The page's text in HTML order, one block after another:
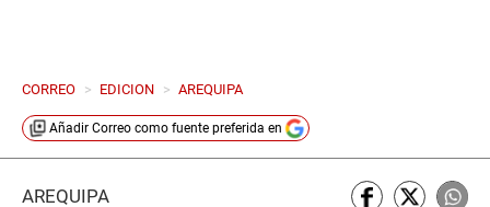
CORREO > EDICION > AREQUIPA
Añadir Correo como fuente preferida en
AREQUIPA